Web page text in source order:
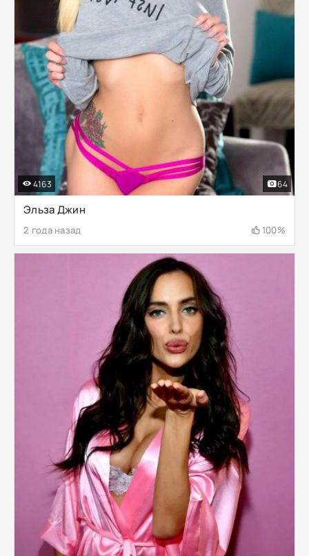
Эльза Джин
2 года назад 100%
4163 64